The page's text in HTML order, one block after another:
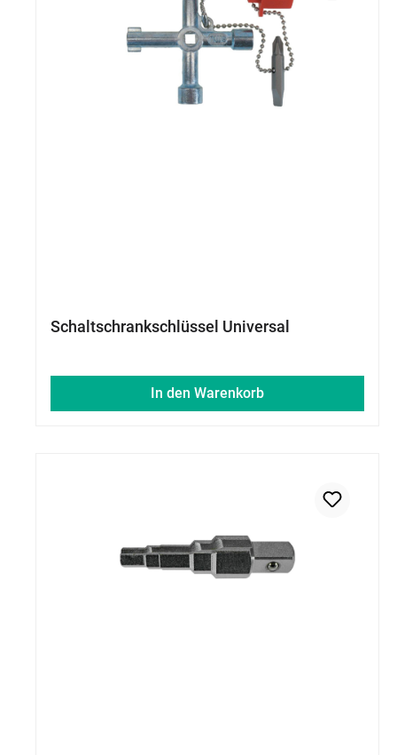
Schaltschrankschlüssel Universal
In den Warenkorb